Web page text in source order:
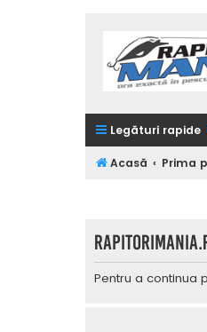
Legături rapide
Acasă Prima
Pentru a continua